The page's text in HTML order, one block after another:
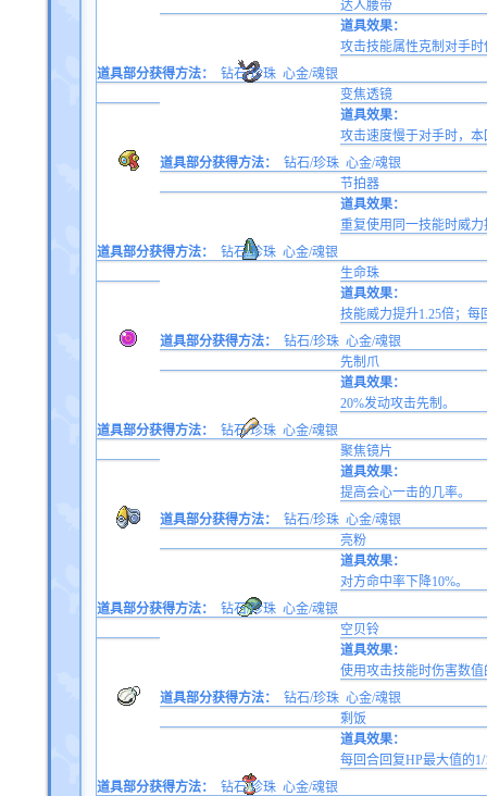
达人腰带
道具效果：
攻击技能属性克制对手时
道具部分获得方法：
钻石/珍珠 心金/魂银
变焦透镜
道具效果：
攻击速度慢于对手时，
道具部分获得方法：
钻石/珍珠 心金/魂银
节拍器
道具效果：
重复使用同一技能时威力
道具部分获得方法：
钻石/珍珠 心金/魂银
生命珠
道具效果：
技能威力提升1.25倍；每
道具部分获得方法：
钻石/珍珠 心金/魂银
先制爪
道具效果：
20%发动攻击先制。
道具部分获得方法：
钻石/珍珠 心金/魂银
聚焦镜片
道具效果：
提高会心一击的几率。
道具部分获得方法：
钻石/珍珠 心金/魂银
亮粉
道具效果：
对方命中率下降10%。
道具部分获得方法：
钻石/珍珠 心金/魂银
空贝铃
道具效果：
使用攻击技能时伤害数
道具部分获得方法：
钻石/珍珠 心金/魂银
剩饭
道具效果：
每回合回复HP最大值的1/
道具部分获得方法：
钻石/珍珠 心金/魂银